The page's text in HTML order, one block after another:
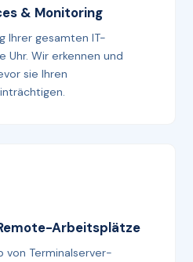
& Monitoring
Ihrer gesamten IT-
Uhr. Wir erkennen und
sie Ihren
Arbeitsplätze
von Terminalserver-